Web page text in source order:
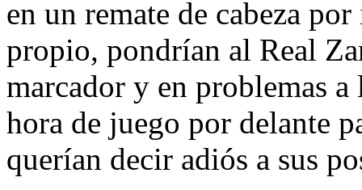
en un remate de cabeza
propio, pondrían al Real
marcador y en problemas
hora de juego por delante
querían decir adiós a sus